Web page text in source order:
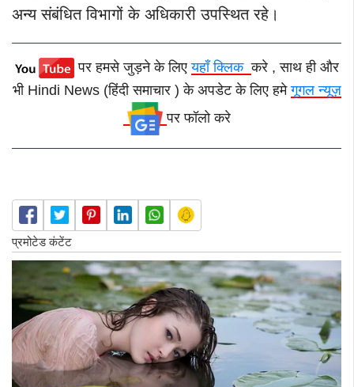
अन्य संबंधित विभागों के अधिकारी उपस्थित रहे।
पर हमसे जुड़ने के लिएयहाँ क्लिककरे , साथ ही और
भी Hindi News (हिंदी समाचार ) के अपडेट के लिए हमेगूगल न्यूज़
पर फॉलो करे